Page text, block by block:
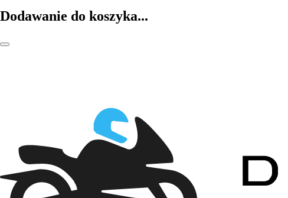
Dodawanie do koszyka...